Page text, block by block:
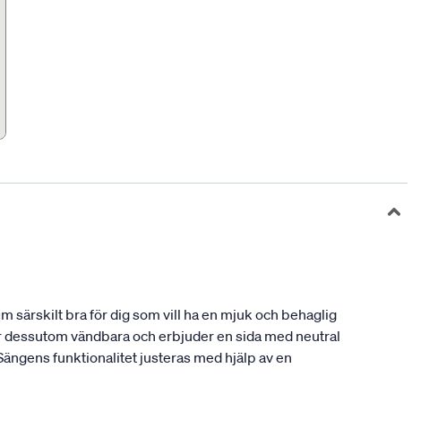
särskilt bra för dig som vill ha en mjuk och behaglig
vändbara och erbjuder en sida med neutral
funktionalitet justeras med hjälp av en